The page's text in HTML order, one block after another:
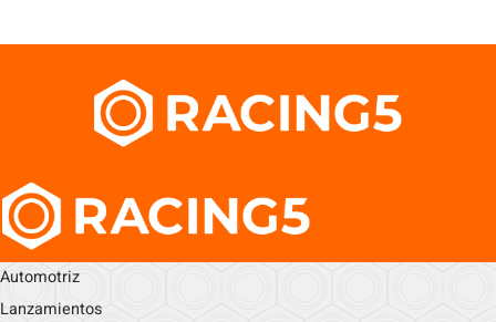
Automotriz
Lanzamientos